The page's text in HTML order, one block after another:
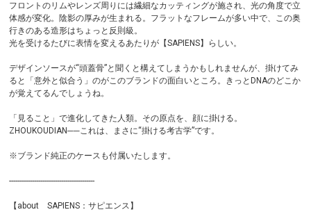
フロントのリムやレンズ周りには繊細なカッティングが施され、光の角度で立
体感が変化。陰影の厚みが生まれる。フラットなフレームが多い中で、この奥
行きのある造形はちょっと反則級。
光を受けるたびに表情を変えるあたりが【SAPIENS】らしい。
デザインソースが“頭蓋骨”と聞くと構えてしまうかもしれませんが、掛けてみ
ると「意外と似合う」のがこのブランドの面白いところ。きっとDNAのどこか
が覚えてるんでしょうね。
「見ること」で進化してきた人類。その原点を、顔に掛ける。
ZHOUKOUDIAN──これは、まさに“掛ける考古学”です。
※ブランド純正のケースも付属いたします。
-----------------------------------------
【about SAPIENS：サピエンス】